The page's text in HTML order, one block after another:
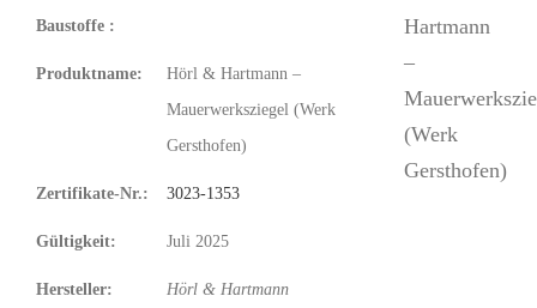
Baustoffe :
Produktname:
Hörl & Hartmann –
Mauerwerksziegel (Werk
Gersthofen)
Zertifikate-Nr.: 3023-1353
Gültigkeit: Juli 2025
Hersteller:
Hörl & Hartmann